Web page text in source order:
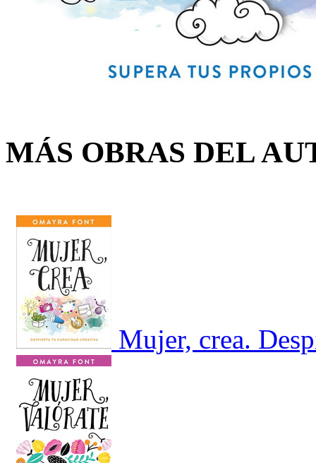
MÁS OBRAS DEL
Mujer, crea.